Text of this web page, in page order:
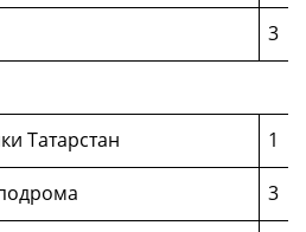
3
Татарстан 1
3